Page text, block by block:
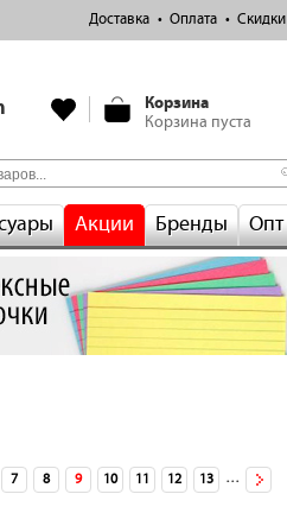
Доставка Оплата Скидки
Корзина
Корзина пуста
Акции Бренды Опт
7 8 9 10 11 12 13 …